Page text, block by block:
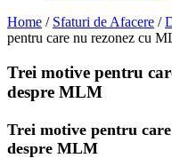
Home / Sfaturi de Afacere /
pentru care nu rezonez cu
Trei motive pentru
despre MLM
Trei motive pentru
despre MLM